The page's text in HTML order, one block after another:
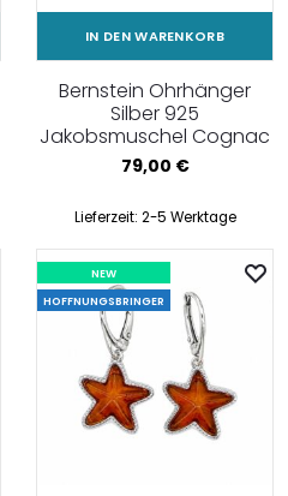
IN DEN WARENKORB
Bernstein Ohrhänger
Silber 925
Jakobsmuschel Cognac
79,00 €
Lieferzeit: 2-5 Werktage
NEW
HOFFNUNGSBRINGER